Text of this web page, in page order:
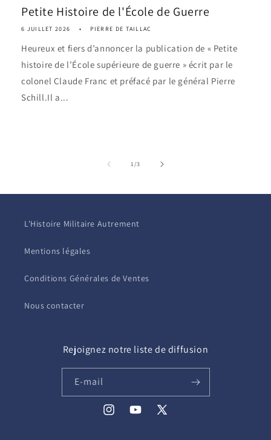
Petite Histoire de l'École de Guerre
6 JUILLET 2026 PIERRE DE TAILLAC
Heureux et fiers d’annoncer la publication de « Petite
histoire de l’École supérieure de guerre » écrit par le
colonel Claude Franc et préfacé par le général Pierre
Schill.Il a...
1/de
3
L'Histoire Militaire Autrement
Mentions légales
Conditions Générales de Ventes
Nous contacter
Rejoignez notre liste de diffusion
E-mail
InstagramYouTube
X